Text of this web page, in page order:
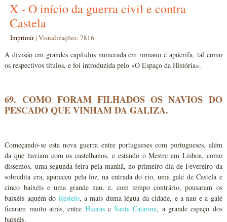
X - O início da guerra civil e contra
Castela
Imprimir|Visualizações: 7816
A divisão em grandes capítulos numerada em romano é apócrifa, tal como
os respectivos títulos, e foi introduzida pelo «O Espaço da História».
69. COMO FORAM FILHADOS OS NAVIOS DO
PESCADO QUE VINHAM DA GALIZA.
Começando-se esta nova guerra entre portugueses com portugueses, além
da que haviam com os castelhanos, e estando o Mestre em Lisboa, como
dissemos, uma segunda-feira pela manhã, no primeiro dia de Fevereiro da
sobredita era, apareceu pela foz, na entrada do rio, uma galé de Castela e
cinco baixéis e uma grande nau, e, com tempo contrário, pousaram os
baixéis aquém do Restelo, a mais duma légua da cidade, e a nau e a galé
ficaram muito atrás, entre HueraseSanta Catarina, a grande espaço dos
baixéis.